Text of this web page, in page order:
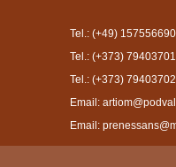
Tel.: (+49)
Tel.: (+373)
Tel.: (+373)
Email:
Email: